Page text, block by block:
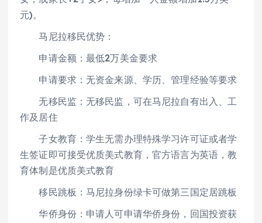
元)。
马尼拉移民优势：
申请金额：最低2万美金要求
申请要求：无资金来源、学历、管理经验等要求
无移民监：无移民监，可在马尼拉自有出入、工
作及居住
子女教育：学生无需办理特殊学习许可证或者学
生签证即可接受优质美式教育，官方语言为英语，教
育体制是优质美式教育
移民跳板：马尼拉身份绿卡可做第三国定居跳板
华侨身份：申请人可申请华侨身份，回国投资获